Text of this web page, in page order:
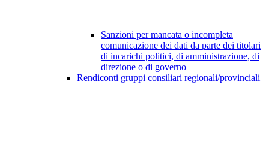
Sanzioni per mancata o incompleta
comunicazione dei dati da parte dei titolari
di incarichi politici, di amministrazione, di
direzione o di governo
Rendiconti gruppi consiliari regionali/provinciali